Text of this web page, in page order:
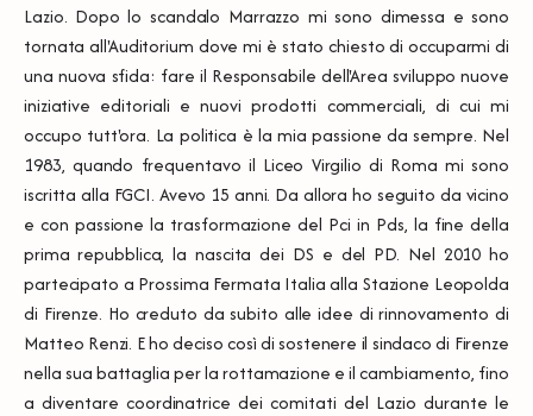
Lazio. Dopo lo scandalo Marrazzo mi sono dimessa e sono
tornata all'Auditorium dove mi è stato chiesto di occuparmi di
una nuova sfida: fare il Responsabile dell'Area sviluppo nuove
iniziative editoriali e nuovi prodotti commerciali, di cui mi
occupo tutt'ora. La politica è la mia passione da sempre. Nel
1983, quando frequentavo il Liceo Virgilio di Roma mi sono
iscritta alla FGCI. Avevo 15 anni. Da allora ho seguito da vicino
e con passione la trasformazione del Pci in Pds, la fine della
prima repubblica, la nascita dei DS e del PD. Nel 2010 ho
partecipato a Prossima Fermata Italia alla Stazione Leopolda
di Firenze. Ho creduto da subito alle idee di rinnovamento di
Matteo Renzi. E ho deciso così di sostenere il sindaco di Firenze
nella sua battaglia per la rottamazione e il cambiamento, fino
a diventare coordinatrice dei comitati del Lazio durante le